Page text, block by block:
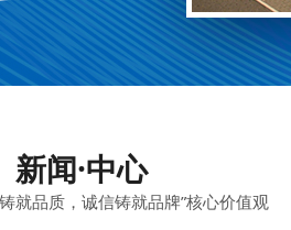
新闻·中心
就品质，诚信铸就品牌”核心价值观